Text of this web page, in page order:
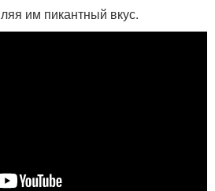
им пикантный вкус.